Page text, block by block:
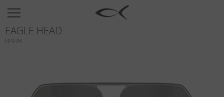
SUN
OPTICAL
TITANIUM
EAGLE HEAD
BF978